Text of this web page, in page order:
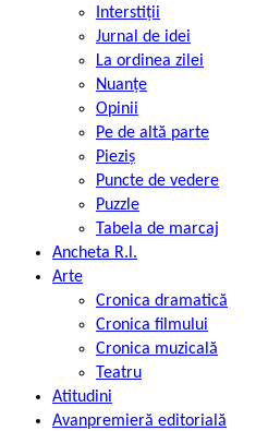
Interstiții
Jurnal de idei
La ordinea zilei
Nuanțe
Opinii
Pe de altă parte
Pieziș
Puncte de vedere
Puzzle
Tabela de marcaj
Ancheta R.l.
Arte
Cronica dramatică
Cronica filmului
Cronica muzicală
Teatru
Atitudini
Avanpremieră editorială